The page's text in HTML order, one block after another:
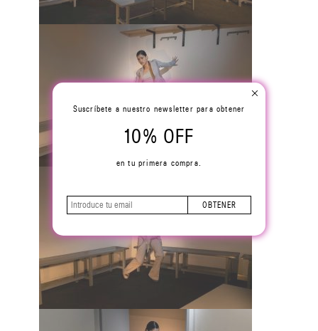
Suscríbete a nuestro newsletter para obtener
10% OFF
en tu primera compra.
OBTENER